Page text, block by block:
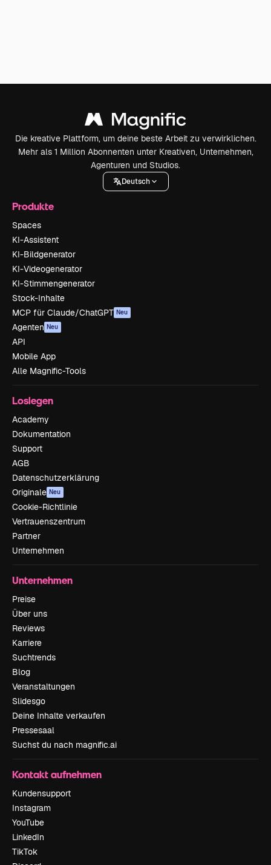
Die kreative Plattform, um deine beste Arbeit zu verwirklichen.
Mehr als 1 Million Abonnenten unter Kreativen, Unternehmen,
Agenturen und Studios.
Deutsch
Produkte
Spaces
KI-Assistent
KI-Bildgenerator
KI-Videogenerator
KI-Stimmengenerator
Stock-Inhalte
MCP für Claude/ChatGPT Neu
Agenten Neu
API
Mobile App
Alle Magnific-Tools
Loslegen
Academy
Dokumentation
Support
AGB
Datenschutzerklärung
Originale Neu
Cookie-Richtlinie
Vertrauenszentrum
Partner
Unternehmen
Unternehmen
Preise
Über uns
Reviews
Karriere
Suchtrends
Blog
Veranstaltungen
Slidesgo
Deine Inhalte verkaufen
Pressesaal
Suchst du nach magnific.ai
Kontakt aufnehmen
Kundensupport
Instagram
YouTube
LinkedIn
TikTok